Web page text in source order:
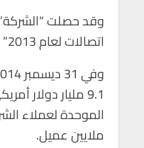
وقد حصلت
اتصالات لعام 2013” في جوائز عالم الاتصالات.
9.1 مليار دولار
ملايين عميل.